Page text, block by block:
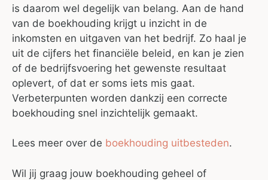
is daarom wel degelijk van belang. Aan de hand
van de boekhouding krijgt u inzicht in de
inkomsten en uitgaven van het bedrijf. Zo haal je
uit de cijfers het financiële beleid, en kan je zien
of de bedrijfsvoering het gewenste resultaat
oplevert, of dat er soms iets mis gaat.
Verbeterpunten worden dankzij een correcte
boekhouding snel inzichtelijk gemaakt.
Lees meer over de boekhouding uitbesteden.
Wil jij graag jouw boekhouding geheel of